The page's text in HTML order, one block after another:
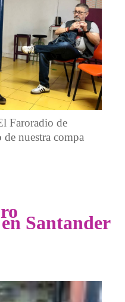
Faroradio de
nuestra compa
Santander